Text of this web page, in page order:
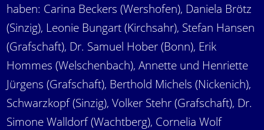
haben: Carina Beckers (Wershofen), Daniela Brötz
(Sinzig), Leonie Bungart (Kirchsahr), Stefan Hansen
(Grafschaft), Dr. Samuel Hober (Bonn), Erik
Hommes (Welschenbach), Annette und Henriette
Jürgens (Grafschaft), Berthold Michels (Nickenich),
Schwarzkopf (Sinzig), Volker Stehr (Grafschaft), Dr.
Simone Walldorf (Wachtberg), Cornelia Wolf